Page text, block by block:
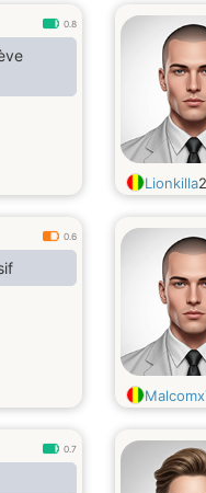
0.8
Lionkilla
0.6
0.7